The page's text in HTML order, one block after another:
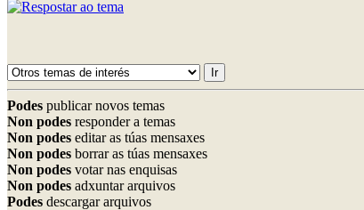
Podes publicar novos temas
Non podes responder a temas
Non podes editar as túas mensaxes
Non podes borrar as túas mensaxes
Non podes votar nas enquisas
Non podes adxuntar arquivos
Podes descargar arquivos